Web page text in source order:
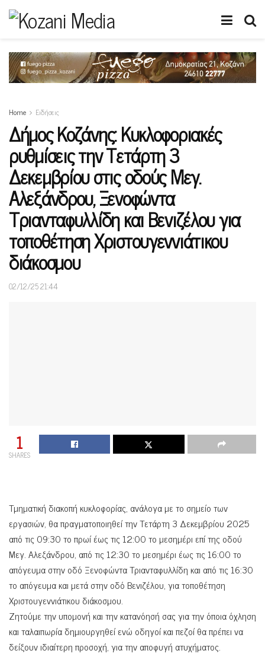
Home Ειδήσεις
Δήμος Κοζάνης: Κυκλοφοριακές
ρυθμίσεις την Τετάρτη 3
Δεκεμβρίου στις οδούς Μεγ.
Αλεξάνδρου, Ξενοφώντα
Τριανταφυλλίδη και Βενιζέλου για
τοποθέτηση Χριστουγεννιάτικου
διάκοσμου
02/12/25 21:44
1
SHARES
Τμηματική διακοπή κυκλοφορίας, ανάλογα με το σημείο των
εργασιών, θα πραγματοποιηθεί την Τετάρτη 3 Δεκεμβρίου 2025
από τις 09:30 το πρωί έως τις 12:00 το μεσημέρι επί της οδού
Μεγ. Αλεξάνδρου, από τις 12:30 το μεσημέρι έως τις 16:00 το
απόγευμα στην οδό Ξενοφώντα Τριανταφυλλίδη και από τις 16:30
το απόγευμα και μετά στην οδό Βενιζέλου, για τοποθέτηση
Χριστουγεννιάτικου διάκοσμου.
Ζητούμε την υπομονή και την κατανόησή σας για την όποια όχληση
και ταλαιπωρία δημιουργηθεί ενώ οδηγοί και πεζοί θα πρέπει να
δείξουν ιδιαίτερη προσοχή, για την αποφυγή ατυχήματος.